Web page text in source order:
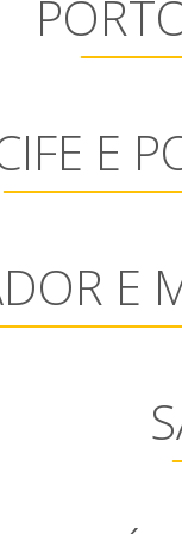
E
E